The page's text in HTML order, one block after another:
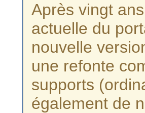
Après vingt
actuelle du
nouvelle
une refonte
supports
également de